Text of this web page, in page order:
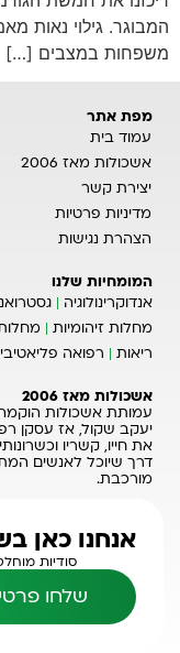
המבוגר. גילוי נאות
משפחות במצבים […]
מפת אתר
עמוד בית
אשכולות מאז 2006
יצירת קשר
מדיניות פרטיות
הצהרת נגישות
המומחיות שלנו
אנדוקרינולוגיה
מחלות זיהומיות
ריאות
רפואה
אשכולות מאז 2006
יעקב שקול, אז עסקן
את חייו, קשריו
דרך שיוכל לאנשים
מורכבת.
אנחנו כאן
סודיות
שלחו